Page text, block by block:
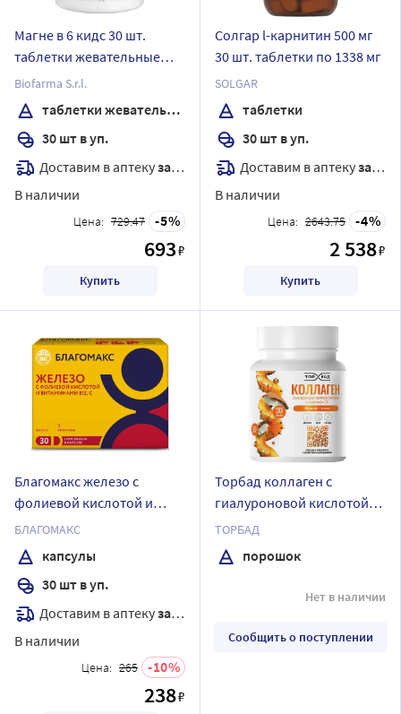
Магне в 6 кидс 30 шт.
таблетки жевательные
массой 1700 мг
Biofarma S.r.l.
таблетки жевательные
30 шт в уп.
Доставим в аптекузавтра
В наличии
Цена: 729.47 5
693₽
Купить
Солгар l-карнитин 500 мг
30 шт. таблетки по 1338 мг
SOLGAR
таблетки
30 шт в уп.
Доставим в аптекузавтра
В наличии
Цена: 2643.75 4
2 538₽
Купить
Благомакс железо с
фолиевой кислотой и
витаминами в 12 с 30 шт.
капсулы массой 0,3 г
БЛАГОМАКС
капсулы
30 шт в уп.
Доставим в аптекузавтра
В наличии
Цена: 265 10
238₽
Торбад коллаген с
гиалуроновой кислотой
биотином и коэнзимом
q10 180 гр порошок со
вкусом ананас-кокос
ТОРБАД
порошок
Нет в наличии
Сообщить о поступлении